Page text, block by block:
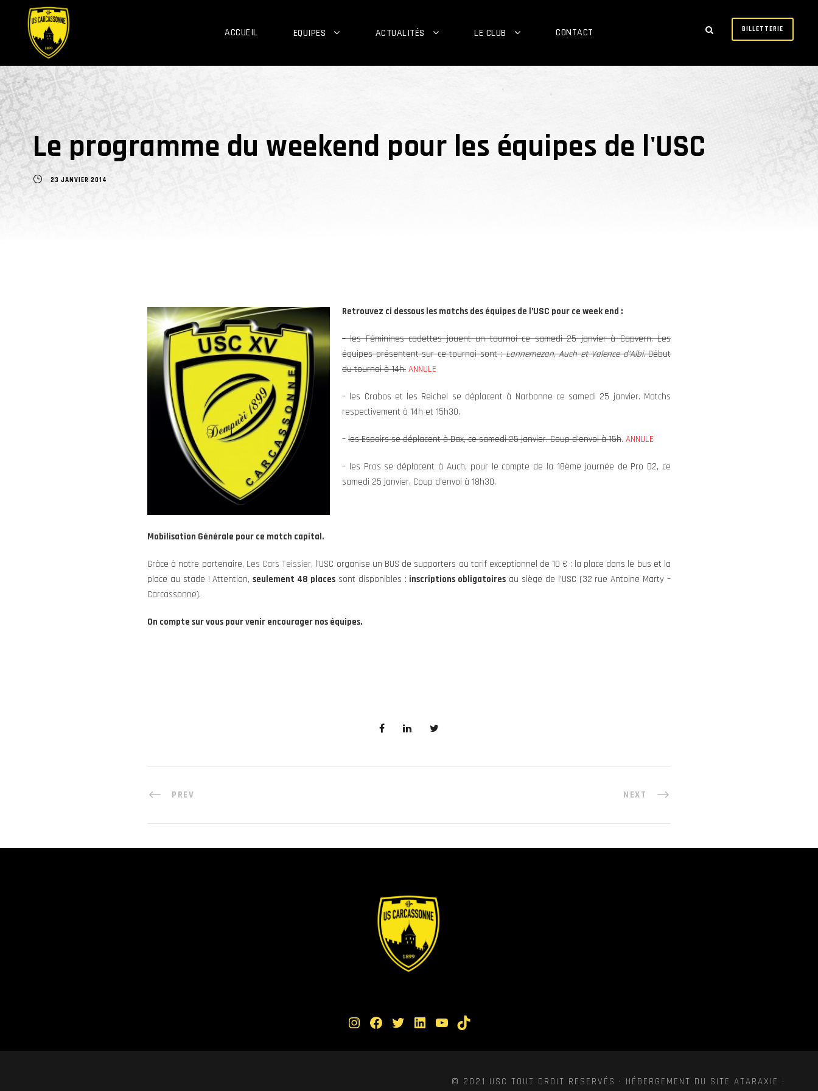
ACCUEIL EQUIPES ACTUALITÉS LE CLUB CONTACT BILLETTERIE
Le programme du weekend pour les équipes de l'USC
23 JANVIER 2014
Retrouvez ci dessous les matchs des équipes de l’USC pour ce week end :
– les Féminines cadettes jouent un tournoi ce samedi 25 janvier à Capvern. Les
équipes présentent sur ce tournoi sont :Lannemezan, Auch et Valence d’Albi. Début
du tournoi à 14h. ANNULE
– les Crabos et les Reichel se déplacent à Narbonne ce samedi 25 janvier. Matchs
respectivement à 14h et 15h30.
– les Espoirs se déplacent à Dax, ce samedi 25 janvier. Coup d’envoi à 15h. ANNULE
– les Pros se déplacent à Auch, pour le compte de la 18ème journée de Pro D2, ce
samedi 25 janvier. Coup d’envoi à 18h30.
Mobilisation Générale pour ce match capital.
Grâce à notre partenaire, Les Cars Teissier, l’USC organise un BUS de supporters au tarif exceptionnel de 10 € : la place dans le bus et la
place au stade ! Attention,seulement 48 places sont disponibles : inscriptions obligatoires au siège de l’USC (32 rue Antoine Marty –
Carcassonne).
On compte sur vous pour venir encourager nos équipes.
PREV NEXT
Instagram Facebook Twitter LinkedIn YouTube TikTok
© 2021 USC TOUT DROIT RESERVÉS · HÉBERGEMENT DU SITE ATARAXIE ·